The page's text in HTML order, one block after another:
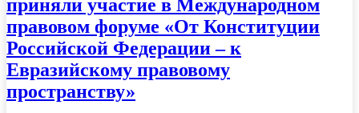
приняли участие в Международном
правовом форуме «От Конституции
Российской Федерации – к
Евразийскому правовому
пространству»